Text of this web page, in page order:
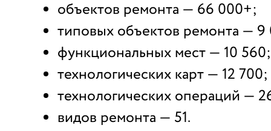
объектов ремонта — 66 000+;
типовых объектов ремонта —
функциональных мест — 10 560;
технологических карт — 12 700;
технологических операций —
видов ремонта — 51.